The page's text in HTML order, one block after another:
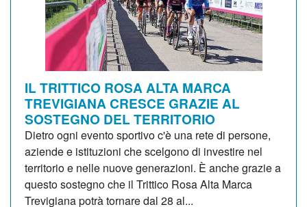
IL TRITTICO ROSA ALTA MARCA
TREVIGIANA CRESCE GRAZIE AL
SOSTEGNO DEL TERRITORIO
Dietro ogni evento sportivo c'è una rete di persone,
aziende e istituzioni che scelgono di investire nel
territorio e nelle nuove generazioni. È anche grazie a
questo sostegno che il Trittico Rosa Alta Marca
Trevigiana potrà tornare dal 28 al...